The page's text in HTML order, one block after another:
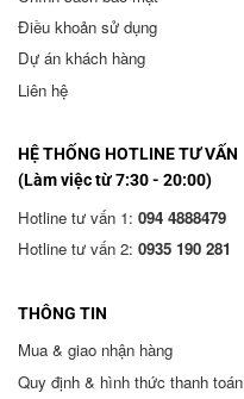
Điều khoản sử dụng
Dự án khách hàng
Liên hệ
HỆ THỐNG HOTLINE TƯ VẤN
(Làm việc từ 7:30 - 20:00)
Hotline tư vấn 1: 094 4888479
Hotline tư vấn 2: 0935 190 281
THÔNG TIN
Mua & giao nhận hàng
Quy định & hình thức thanh toán